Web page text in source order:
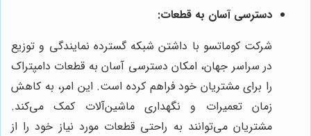
دسترسی آسان به قطعات:
شرکت کوماتسو با داشتن شبکه گسترده نمایندگی و توزیع
در سراسر جهان، امکان دسترسی آسان به قطعات دامپتراک
را برای مشتریان خود فراهم کرده است. این امر، به کاهش
زمان تعمیرات و نگهداری ماشین‌آلات کمک می‌کند.
مشتریان می‌توانند به راحتی قطعات مورد نیاز خود را از